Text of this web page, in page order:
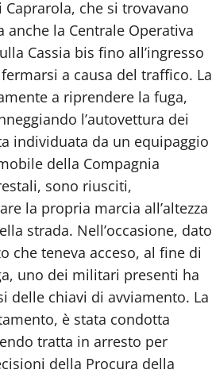
che si trovavano
anche la Centrale Operativa
Cassia bis fino all’ingresso
a causa del traffico. La
a riprendere la fuga,
l’autovettura dei
individuata da un equipaggio
della Compagnia
sono riusciti,
la propria marcia all’altezza
strada. Nell’occasione, dato
che teneva acceso, al fine di
uno dei militari presenti ha
delle chiavi di avviamento. La
è stata condotta
tratta in arresto per
della Procura della